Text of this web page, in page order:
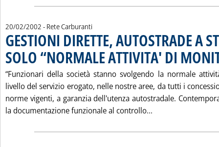
20/02/2002 - Rete Carburanti
GESTIONI DIRETTE, AUTOSTRADE A
SOLO “NORMALE ATTIVITA' DI
“Funzionari della società stanno svolgendo la normale
livello del servizio erogato, nelle nostre aree, da tutti i
norme vigenti, a garanzia dell'utenza autostradale.
la documentazione funzionale al controllo...